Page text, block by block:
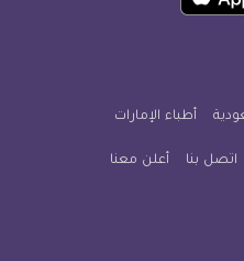
أطباء الإمارات
اتصل بنا أعلن معنا